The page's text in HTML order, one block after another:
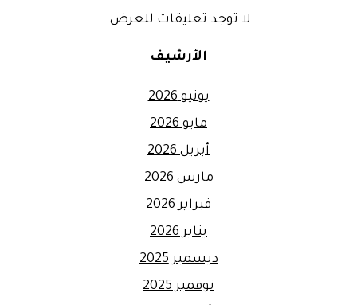
لا توجد تعليقات للعرض.
الأرشيف
يونيو 2026
مايو 2026
أبريل 2026
مارس 2026
فبراير 2026
يناير 2026
ديسمبر 2025
نوفمبر 2025